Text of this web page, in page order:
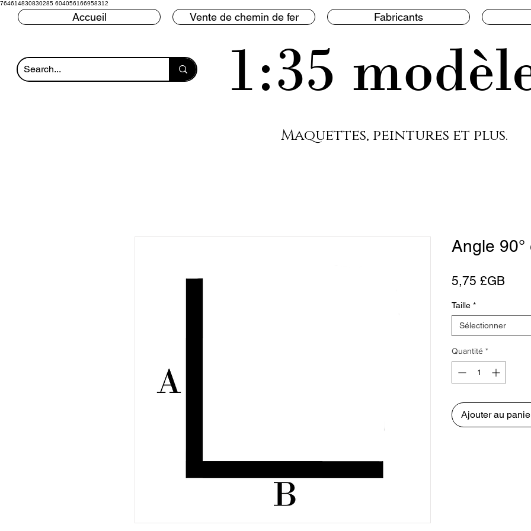
764614830830285 604056166958312
Accueil Vente de chemin de fer Fabricants
1:35
Maquettes, peintures et plus.
Angle
5,75 £GBPrix
Taille *
Sélectionner
Quantité *
Ajouter au